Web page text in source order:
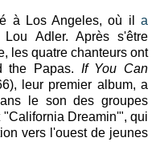
à Los Angeles, où il a
Adler. Après s'être
les quatre chanteurs ont
the Papas. If You Can
leur premier album, a
le son des groupes
Dreamin'", qui
vers l'ouest de jeunes